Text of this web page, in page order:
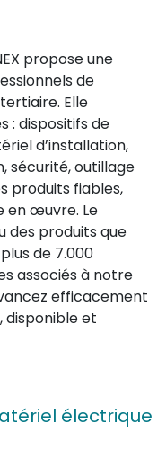
propose une
de
Elle
: dispositifs de
d’installation,
sécurité, outillage
produits fiables,
en œuvre. Le
des produits que
de 7.000
associés à notre
efficacement
disponible et
électrique